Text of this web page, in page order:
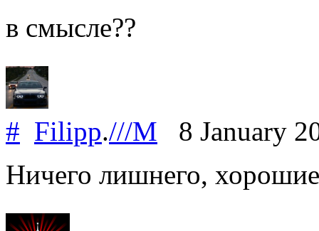
в смысле??
# Filipp.///M 8 January
Ничего лишнего,